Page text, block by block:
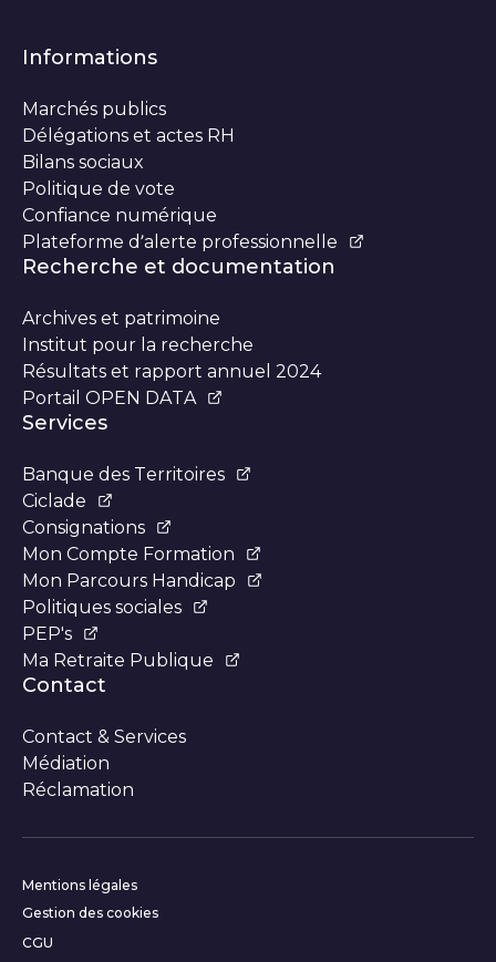
Informations
Marchés publics
Délégations et actes RH
Bilans sociaux
Politique de vote
Confiance numérique
Plateforme d’alerte professionnelle
Recherche et documentation
Archives et patrimoine
Institut pour la recherche
Résultats et rapport annuel 2024
Portail OPEN DATA
Services
Banque des Territoires
Ciclade
Consignations
Mon Compte Formation
Mon Parcours Handicap
Politiques sociales
PEP's
Ma Retraite Publique
Contact
Contact & Services
Médiation
Réclamation
Informations
Mentions légales
Gestion des cookies
CGU